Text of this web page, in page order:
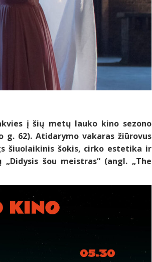
į šių metų lauko kino sezono
g. 62). Atidarymo vakaras žiūrovus
šiuolaikinis šokis, cirko estetika ir
šou meistras“ (angl. „The